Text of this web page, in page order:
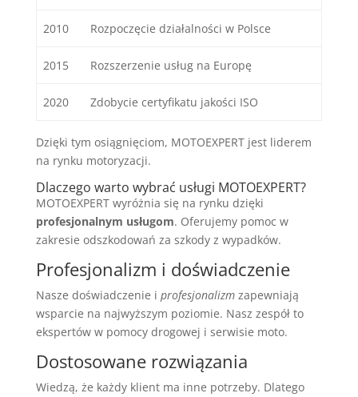
2010 Rozpoczęcie działalności w Polsce
2015 Rozszerzenie usług na Europę
2020 Zdobycie certyfikatu jakości ISO
Dzięki tym osiągnięciom, MOTOEXPERT jest liderem
na rynku motoryzacji.
Dlaczego warto wybrać usługi MOTOEXPERT?
MOTOEXPERT wyróżnia się na rynku dzięki
profesjonalnym usługom. Oferujemy pomoc w
zakresie odszkodowań za szkody z wypadków.
Profesjonalizm i doświadczenie
Nasze doświadczenie i profesjonalizmzapewniają
wsparcie na najwyższym poziomie. Nasz zespół to
ekspertów w pomocy drogowej i serwisie moto.
Dostosowane rozwiązania
Wiedzą, że każdy klient ma inne potrzeby. Dlatego